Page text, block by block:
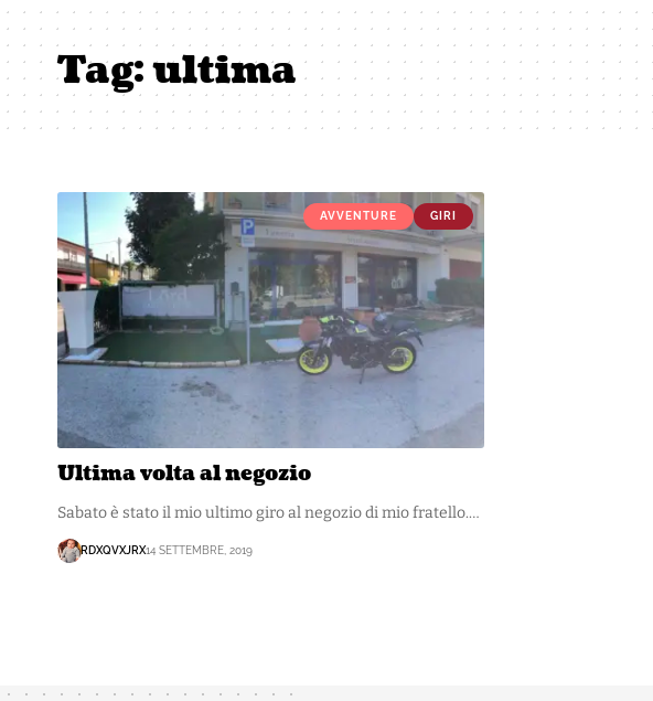
Tag:ultima
AVVENTURE GIRI
Ultima volta al negozio
Sabato è stato il mio ultimo giro al negozio di mio fratello.…
RDXQVXJRX14 SETTEMBRE, 2019